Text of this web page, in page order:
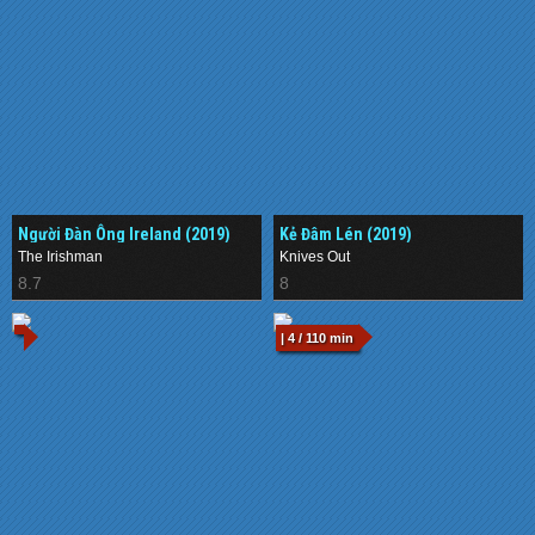
Người Đàn Ông Ireland (2019)
The Irishman
8.7
Kẻ Đâm Lén (2019)
Knives Out
8
| 4 / 110 min